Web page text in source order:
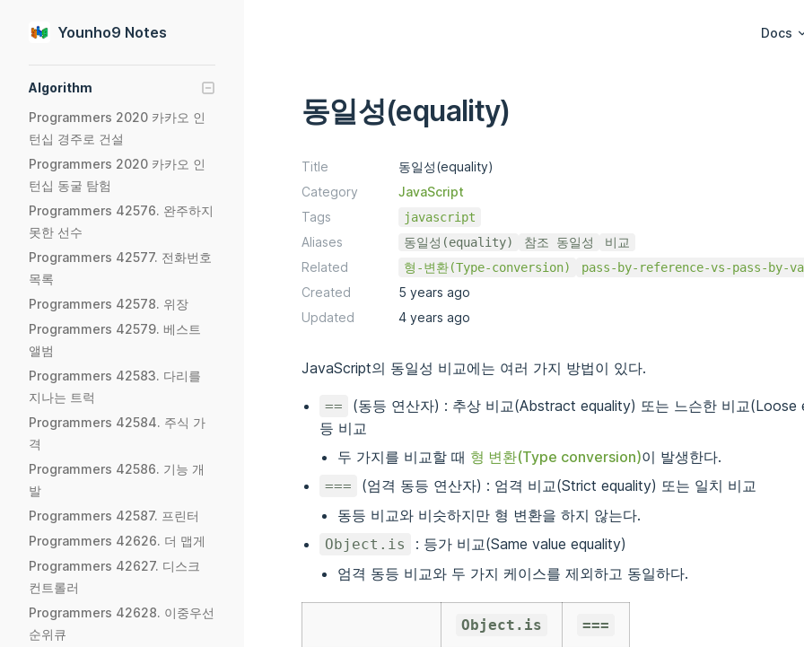
Skip to content
Younho9 Notes Docs
Algorithm
Programmers 2020 카카오 인
턴십 경주로 건설
Programmers 2020 카카오 인
턴십 동굴 탐험
Programmers 42576. 완주하지
못한 선수
Programmers 42577. 전화번호
목록
Programmers 42578. 위장
Programmers 42579. 베스트
앨범
Programmers 42583. 다리를
지나는 트럭
Programmers 42584. 주식 가
격
Programmers 42586. 기능 개
발
Programmers 42587. 프린터
Programmers 42626. 더 맵게
Programmers 42627. 디스크
컨트롤러
Programmers 42628. 이중우선
순위큐
동일성(equality)
Title
동일성(equality)
Category
JavaScript
Tags
javascript
Aliases 동일성(equality) 참조 동일성 비교
Related 형-변환(Type-conversion) pass-by-reference-vs-pass-by-
Created
5 years ago
Updated
4 years ago
JavaScript의 동일성 비교에는 여러 가지 방법이 있다.
==
(동등 연산자) : 추상 비교(Abstract equality) 또는 느슨한 비교(Loose
등 비교
두 가지를 비교할 때 형 변환(Type conversion)이 발생한다.
===
(엄격 동등 연산자) : 엄격 비교(Strict equality) 또는 일치 비교
동등 비교와 비슷하지만 형 변환을 하지 않는다.
Object.is
: 등가 비교(Same value equality)
엄격 동등 비교와 두 가지 케이스를 제외하고 동일하다.
Object.is ===